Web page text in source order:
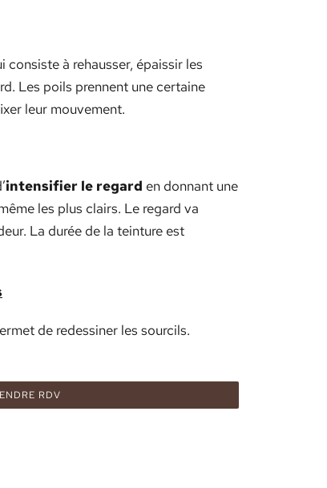
à rehausser, épaissir les
Les poils prennent une certaine
leur mouvement.
intensifier le regard en donnant une
les plus clairs. Le regard va
La durée de la teinture est
de redessiner les sourcils.
RDV